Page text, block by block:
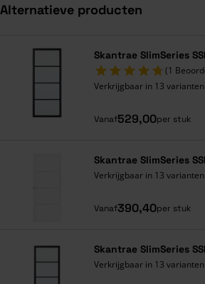
Alternatieve producten
Skantrae SlimSeries
(1
Verkrijgbaar in 13 varianten
Vanaf529,00per stuk
Skantrae SlimSeries
Verkrijgbaar in 13 varianten
Vanaf390,40per stuk
Skantrae SlimSeries
Verkrijgbaar in 13 varianten